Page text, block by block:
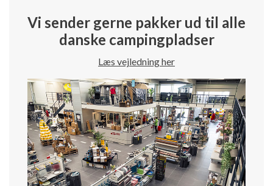
Vi sender gerne pakker ud til alle
danske campingpladser
Læs vejledning her